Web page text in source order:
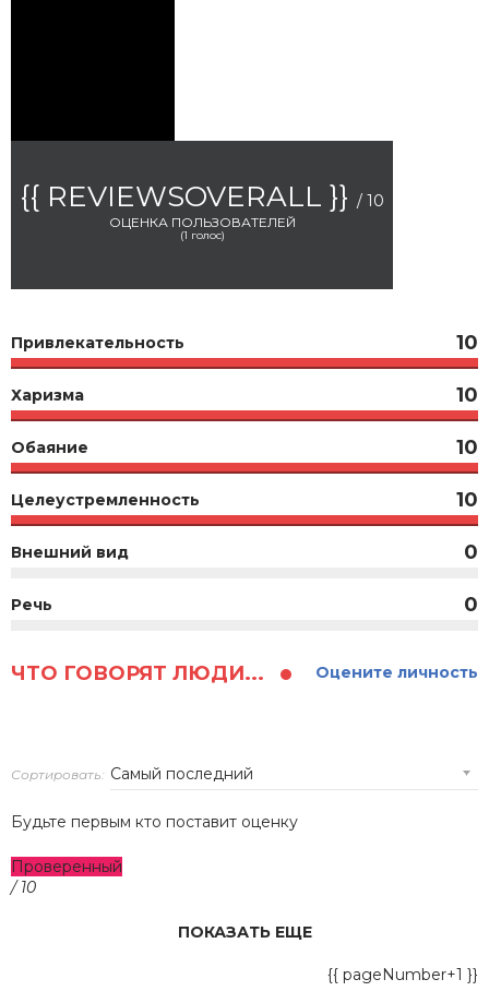
{{ REVIEWSOVERALL }} / 10
ОЦЕНКА ПОЛЬЗОВАТЕЛЕЙ
(1 голос)
Привлекательность 10
Харизма 10
Обаяние 10
Целеустремленность 10
Внешний вид 0
Речь 0
ЧТО ГОВОРЯТ ЛЮДИ... Оцените личность
Сортировать:
Будьте первым кто поставит оценку
Проверенный
/ 10
ПОКАЗАТЬ ЕЩЕ
{{ pageNumber+1 }}